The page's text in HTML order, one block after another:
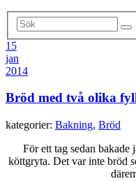
15
jan
2014
Bröd med två olika
kategorier: Bakning, Bröd
För ett tag sedan
köttgryta. Det var inte bröd